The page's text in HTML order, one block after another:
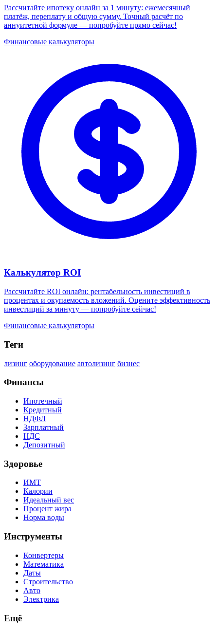
Рассчитайте ипотеку онлайн за 1 минуту: ежемесячный
платёж, переплату и общую сумму. Точный расчёт по
аннуитетной формуле — попробуйте прямо сейчас!
Финансовые калькуляторы
Калькулятор ROI
Рассчитайте ROI онлайн: рентабельность инвестиций в
процентах и окупаемость вложений. Оцените эффективность
инвестиций за минуту — попробуйте сейчас!
Финансовые калькуляторы
Теги
лизинг оборудование автолизинг бизнес
Финансы
Ипотечный
Кредитный
НДФЛ
Зарплатный
НДС
Депозитный
Здоровье
ИМТ
Калории
Идеальный вес
Процент жира
Норма воды
Инструменты
Конвертеры
Математика
Даты
Строительство
Авто
Электрика
Ещё